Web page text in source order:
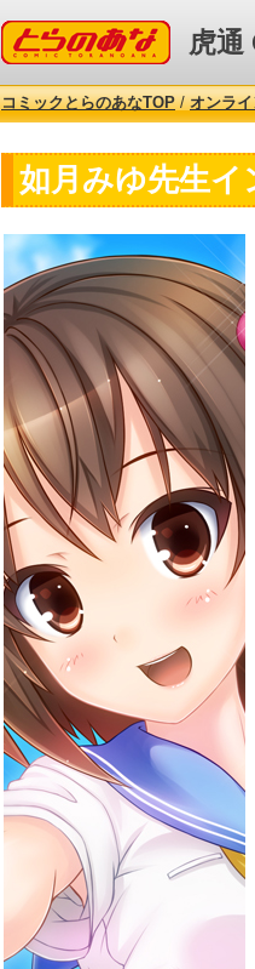
コミックとらのあな 虎通
コミックとらのあなTOP/オンラ
如月みゆ先生イ